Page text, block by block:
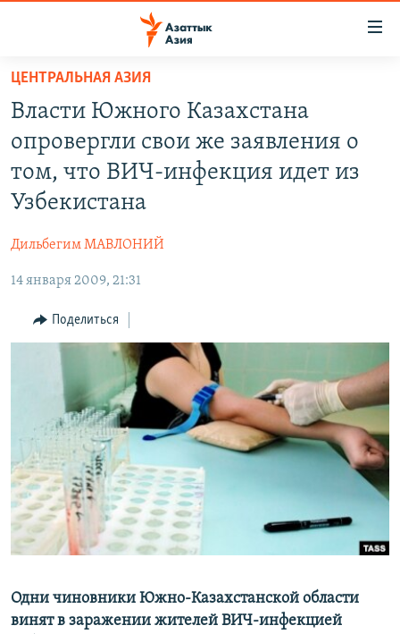
Вернуться
основному
содержанию
Вернутся
главной
Вернутся
УЗБЕКИСТАН
ВОЙНА В УКРАИНЕ
НА ДРУГИХ ЯЗЫКАХ
ЎЗБЕКЧА
ТОҶИКӢ
TÜRKMENÇE
ПОДПИШИТЕСЬ НА НАС В СОЦСЕТЯХ
Все сайты РСЕ/РС
ЦЕНТРАЛЬНАЯ АЗИЯ
Власти Южного Казахстана
опровергли свои же заявления о
том, что ВИЧ-инфекция идет из
Узбекистана
Дильбегим МАВЛОНИЙ
14 января 2009, 21:31
Поделиться
Одни чиновники Южно-Казахстанской области
винят в заражении жителей ВИЧ-инфекцией